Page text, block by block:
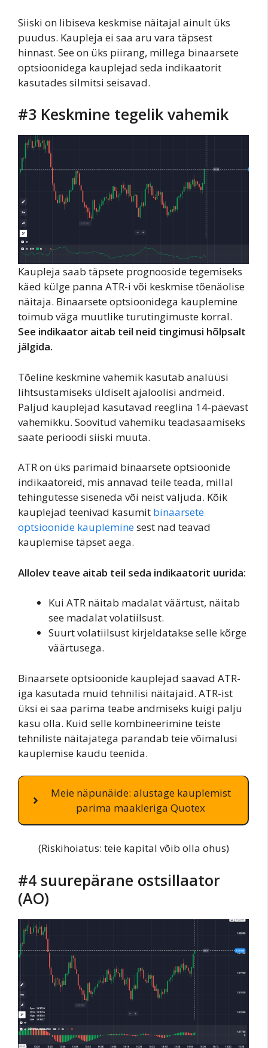
Siiski on libiseva keskmise näitajal ainult üks
puudus. Kaupleja ei saa aru vara täpsest
hinnast. See on üks piirang, millega binaarsete
optsioonidega kauplejad seda indikaatorit
kasutades silmitsi seisavad.
#3 Keskmine tegelik vahemik
Kaupleja saab täpsete prognooside tegemiseks
käed külge panna ATR-i või keskmise tõenäolise
näitaja. Binaarsete optsioonidega kauplemine
toimub väga muutlike turutingimuste korral.
See indikaator aitab teil neid tingimusi hõlpsalt
jälgida.
Tõeline keskmine vahemik kasutab analüüsi
lihtsustamiseks üldiselt ajaloolisi andmeid.
Paljud kauplejad kasutavad reeglina 14-päevast
vahemikku. Soovitud vahemiku teadasaamiseks
saate perioodi siiski muuta.
ATR on üks parimaid binaarsete optsioonide
indikaatoreid, mis annavad teile teada, millal
tehingutesse siseneda või neist väljuda. Kõik
kauplejad teenivad kasumit binaarsete
optsioonide kaupleminesest nad teavad
kauplemise täpset aega.
Allolev teave aitab teil seda indikaatorit uurida:
Kui ATR näitab madalat väärtust, näitab
see madalat volatiilsust.
Suurt volatiilsust kirjeldatakse selle kõrge
väärtusega.
Binaarsete optsioonide kauplejad saavad ATR-
iga kasutada muid tehnilisi näitajaid. ATR-ist
üksi ei saa parima teabe andmiseks kuigi palju
kasu olla. Kuid selle kombineerimine teiste
tehniliste näitajatega parandab teie võimalusi
kauplemise kaudu teenida.
Meie näpunäide: alustage kauplemist
parima maakleriga Quotex
(Riskihoiatus: teie kapital võib olla ohus)
#4 suurepärane ostsillaator
(AO)